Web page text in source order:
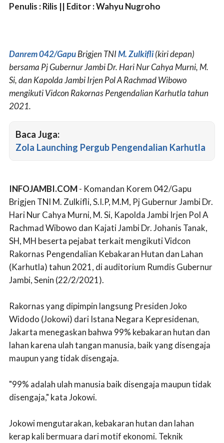
Penulis : Rilis || Editor : Wahyu Nugroho
Danrem 042/GapuBrigjen TNIM. Zulkifli(kiri depan)
bersama Pj Gubernur Jambi Dr. Hari Nur Cahya Murni, M.
Si, dan Kapolda Jambi Irjen Pol A Rachmad Wibowo
mengikuti Vidcon Rakornas Pengendalian Karhutla tahun
2021.
Baca Juga:
Zola Launching Pergub Pengendalian Karhutla
INFOJAMBI.COM- Komandan Korem 042/Gapu
Brigjen TNI M. Zulkifli, S.I.P, M.M, Pj Gubernur Jambi Dr.
Hari Nur Cahya Murni, M. Si, Kapolda Jambi Irjen Pol A
Rachmad Wibowo dan Kajati Jambi Dr. Johanis Tanak,
SH, MH beserta pejabat terkait mengikuti Vidcon
Rakornas Pengendalian Kebakaran Hutan dan Lahan
(Karhutla) tahun 2021, di auditorium Rumdis Gubernur
Jambi, Senin (22/2/2021).
Rakornas yang dipimpin langsung Presiden Joko
Widodo (Jokowi) dari Istana Negara Kepresidenan,
Jakarta menegaskan bahwa 99% kebakaran hutan dan
lahan karena ulah tangan manusia, baik yang disengaja
maupun yang tidak disengaja.
"99% adalah ulah manusia baik disengaja maupun tidak
disengaja," kata Jokowi.
Jokowi mengutarakan, kebakaran hutan dan lahan
kerap kali bermuara dari motif ekonomi. Teknik